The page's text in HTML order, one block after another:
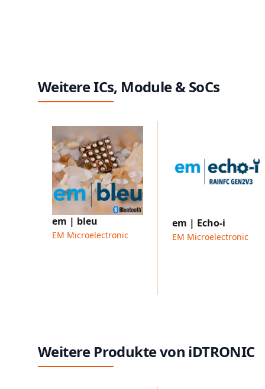
Weitere ICs, Module & SoCs
em | bleu
EM Microelectronic
em | Echo-i
EM Microelectronic
Weitere Produkte von iDTRONIC